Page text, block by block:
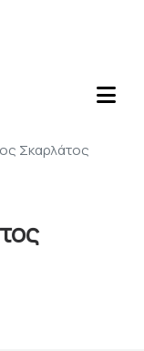
Σκαρλάτος